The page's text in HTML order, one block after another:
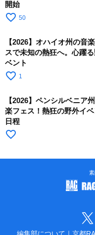
開始
favorite_border 50
【2026】オハイオ州の音
スで未知の熱狂へ。心躍
ベント
favorite_border 1
【2026】ペンシルベニア
楽フェス！熱狂の野外イ
日程
favorite_border